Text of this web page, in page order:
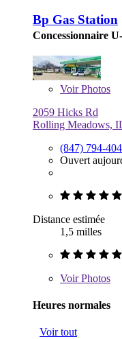
Bp Gas Station
Concessionnaire
VoirPhotos
2059 Hicks Rd
Rolling Meadows,
(847) 794-
Ouvert
Distance estimée
1,5 milles
VoirPhotos
Heures normales
Voir tout